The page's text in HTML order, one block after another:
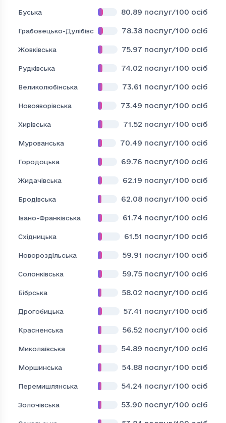
Буська 80.89 послуг/100 осіб
Грабовецько-Дулібівська 78.38 послуг/100 осіб
Жовківська 75.97 послуг/100 осіб
Рудківська 74.02 послуг/100 осіб
Великолюбінська 73.61 послуг/100 осіб
Новояворівська 73.49 послуг/100 осіб
Хирівська 71.52 послуг/100 осіб
Мурованська 70.49 послуг/100 осіб
Городоцька 69.76 послуг/100 осіб
Жидачівська 62.19 послуг/100 осіб
Бродівська 62.08 послуг/100 осіб
Івано-Франківська 61.74 послуг/100 осіб
Східницька 61.51 послуг/100 осіб
Новороздільська 59.91 послуг/100 осіб
Солонківська 59.75 послуг/100 осіб
Бібрська 58.02 послуг/100 осіб
Дрогобицька 57.41 послуг/100 осіб
Красненська 56.52 послуг/100 осіб
Миколаївська 54.89 послуг/100 осіб
Моршинська 54.88 послуг/100 осіб
Перемишлянська 54.24 послуг/100 осіб
Золочівська 53.90 послуг/100 осіб